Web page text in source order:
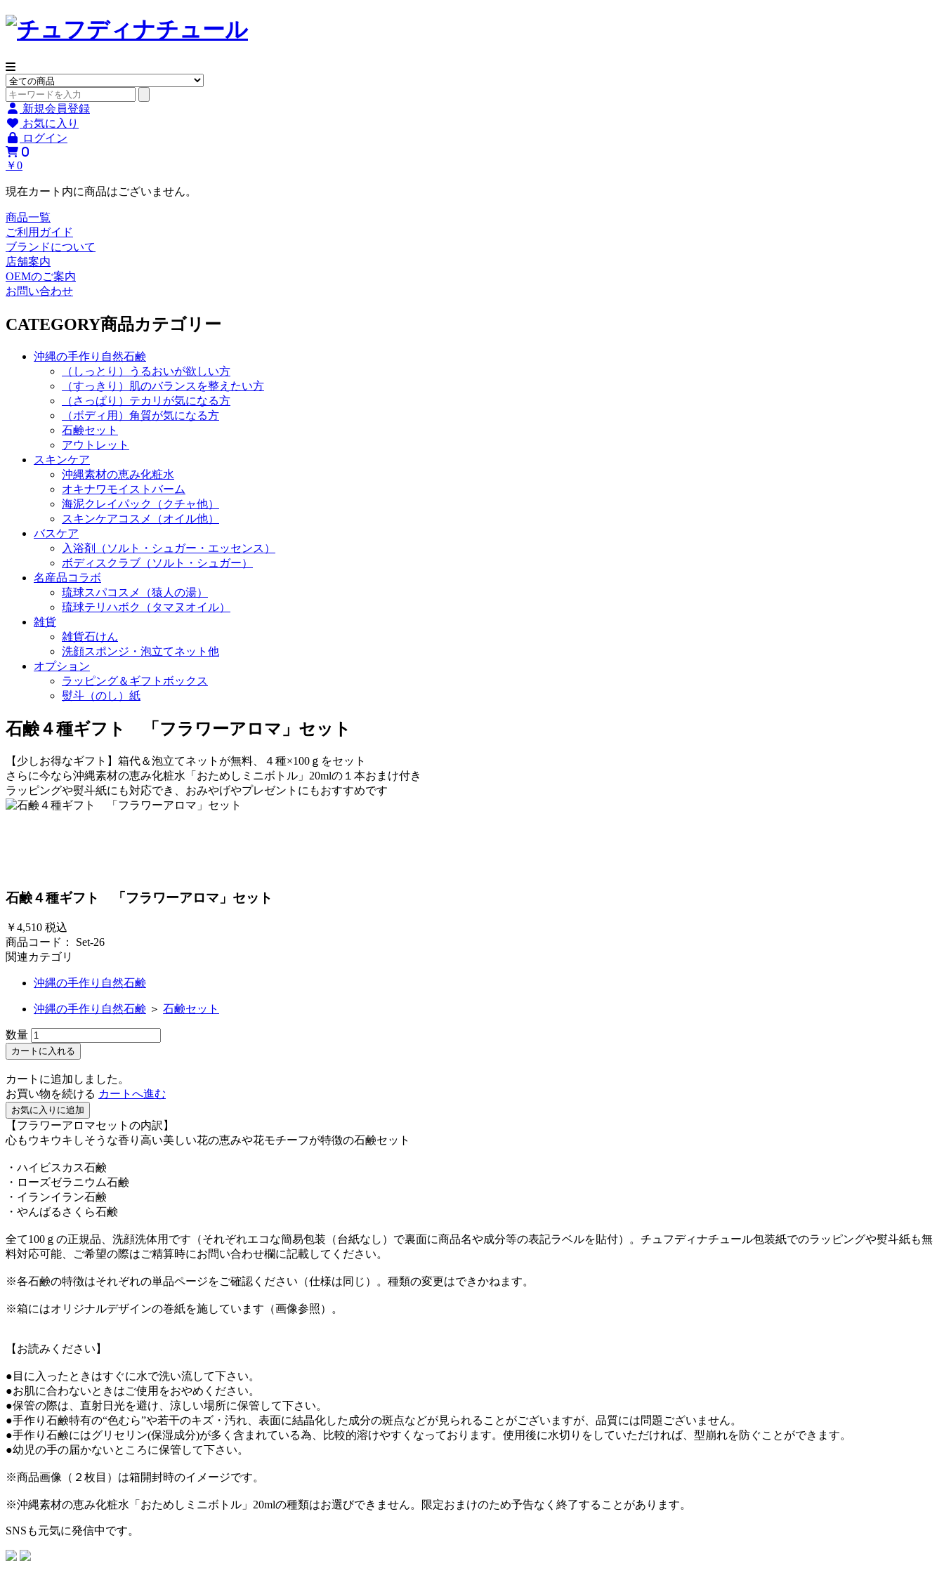
新規会員登録
お気に入り
ログイン
0
￥0
現在カート内に商品はございません。
商品一覧
ご利用ガイド
ブランドについて
店舗案内
OEMのご案内
お問い合わせ
CATEGORY商品カテゴリー
沖縄の手作り自然石鹸
（しっとり）うるおいが欲しい方
（すっきり）肌のバランスを整えたい方
（さっぱり）テカリが気になる方
（ボディ用）角質が気になる方
石鹸セット
アウトレット
スキンケア
沖縄素材の恵み化粧水
オキナワモイストバーム
海泥クレイパック（クチャ他）
スキンケアコスメ（オイル他）
バスケア
入浴剤（ソルト・シュガー・エッセンス）
ボディスクラブ（ソルト・シュガー）
名産品コラボ
琉球スパコスメ（猿人の湯）
琉球テリハボク（タマヌオイル）
雑貨
雑貨石けん
洗顔スポンジ・泡立てネット他
オプション
ラッピング＆ギフトボックス
熨斗（のし）紙
石鹸４種ギフト 「フラワーアロマ」セット
【少しお得なギフト】箱代＆泡立てネットが無料、４種×100ｇをセット
さらに今なら沖縄素材の恵み化粧水「おためしミニボトル」20mlの１本おまけ付き
ラッピングや熨斗紙にも対応でき、おみやげやプレゼントにもおすすめです
石鹸４種ギフト 「フラワーアロマ」セット
￥4,510 税込
商品コード： Set-26
関連カテゴリ
沖縄の手作り自然石鹸
沖縄の手作り自然石鹸 ＞ 石鹸セット
数量
カートに入れる
カートに追加しました。
お買い物を続ける カートへ進む
お気に入りに追加
【フラワーアロマセットの内訳】
心もウキウキしそうな香り高い美しい花の恵みや花モチーフが特徴の石鹸セット
・ハイビスカス石鹸
・ローズゼラニウム石鹸
・イランイラン石鹸
・やんばるさくら石鹸
全て100ｇの正規品、洗顔洗体用です（それぞれエコな簡易包装（台紙なし）で裏面に商品名や成分等の表記ラベルを貼付）。チュフディナチュール包装紙でのラッピングや熨斗紙も無
料対応可能、ご希望の際はご精算時にお問い合わせ欄に記載してください。
※各石鹸の特徴はそれぞれの単品ページをご確認ください（仕様は同じ）。種類の変更はできかねます。
※箱にはオリジナルデザインの巻紙を施しています（画像参照）。
【お読みください】
●目に入ったときはすぐに水で洗い流して下さい。
●お肌に合わないときはご使用をおやめください。
●保管の際は、直射日光を避け、涼しい場所に保管して下さい。
●手作り石鹸特有の“色むら”や若干のキズ・汚れ、表面に結晶化した成分の斑点などが見られることがございますが、品質には問題ございません。
●手作り石鹸にはグリセリン(保湿成分)が多く含まれている為、比較的溶けやすくなっております。使用後に水切りをしていただければ、型崩れを防ぐことができます。
●幼児の手の届かないところに保管して下さい。
※商品画像（２枚目）は箱開封時のイメージです。
※沖縄素材の恵み化粧水「おためしミニボトル」20mlの種類はお選びできません。限定おまけのため予告なく終了することがあります。
SNSも元気に発信中です。